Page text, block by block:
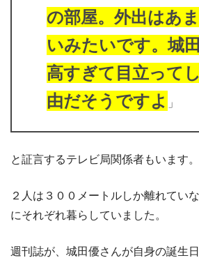
の部屋。外出はあ
いみたいです。城
高すぎて目立って
由だそうですよ 」
と証言するテレビ局関係者もいます。
２人は３００メートルしか離れてい
にそれぞれ暮らしていました。
週刊誌が、城田優さんが自身の誕生